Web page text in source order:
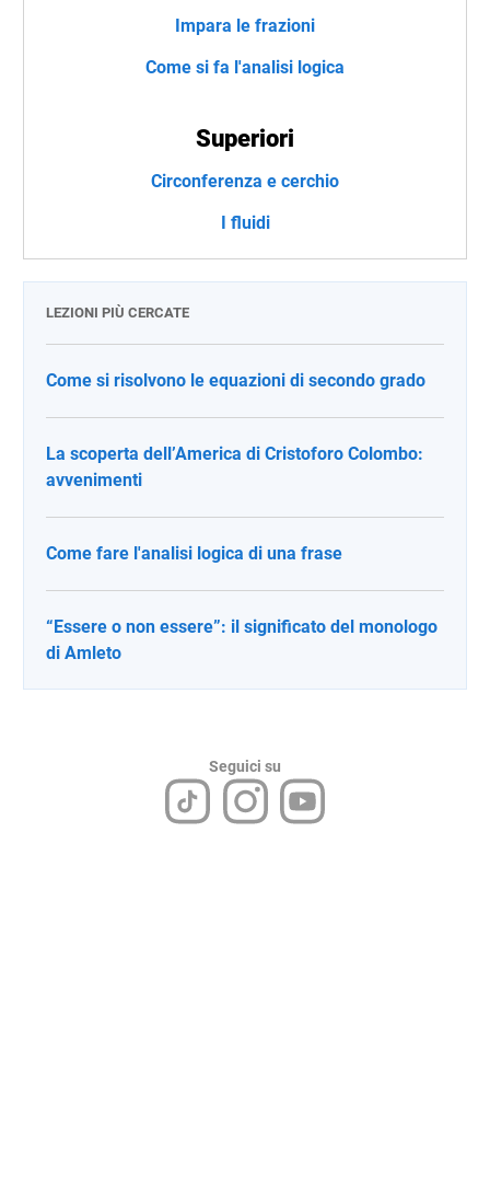
Impara le frazioni
Come si fa l'analisi logica
Superiori
Circonferenza e cerchio
I fluidi
LEZIONI PIÙ CERCATE
Come si risolvono le equazioni di secondo grado
La scoperta dell’America di Cristoforo Colombo:
avvenimenti
Come fare l'analisi logica di una frase
“Essere o non essere”: il significato del monologo
di Amleto
Seguici su